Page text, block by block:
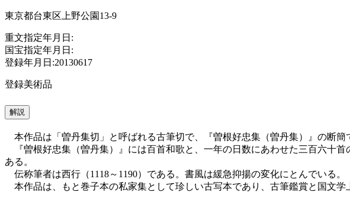
東京都台東区上野公園13-9
重文指定年月日:
国宝指定年月日:
登録年月日:20130617
登録美術品
解説
本作品は「曽丹集切」と呼ばれる古筆切で、『曽根好忠集（曽丹集）』の断簡
『曽根好忠集（曽丹集）』には百首和歌と、一年の日数にあわせた三百六十
ある。
伝称筆者は西行（1118～1190）である。書風は緩急抑揚の変化にとんでいる。
本作品は、もと巻子本の私家集として珍しい古写本であり、古筆鑑賞と国文学